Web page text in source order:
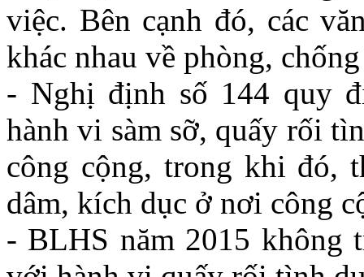
việc. Bên cạnh đó, các
khác nhau về phòng,
- Nghị định số 144 quy
hành vi sàm sỡ, quấy rối
công cộng, trong khi đó,
dâm, kích dục ở nơi công
- BLHS năm 2015 không